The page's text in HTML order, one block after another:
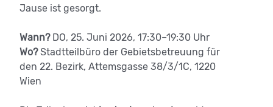
Jause ist gesorgt.
Wann?DO, 25. Juni 2026, 17:30–19:30 Uhr
Wo?Stadtteilbüro der Gebietsbetreuung für
den 22. Bezirk, Attemsgasse 38/3/1C, 1220
Wien